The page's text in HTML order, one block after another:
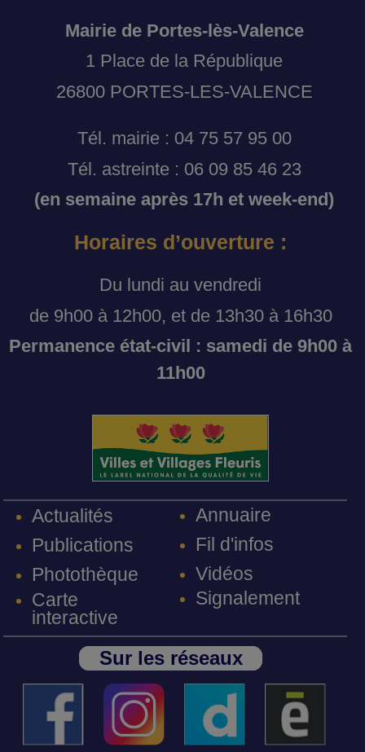
Mairie de Portes-lès-Valence
1 Place de la République
26800 PORTES-LES-VALENCE
Tél. mairie : 04 75 57 95 00
Tél. astreinte : 06 09 85 46 23
(en semaine après 17h et week-end)
Horaires d’ouverture :
Du lundi au vendredi
de 9h00 à 12h00, et de 13h30 à 16h30
Permanence état-civil : samedi de 9h00 à
11h00
Actualités
Publications
Photothèque
Carte
interactive
Annuaire
Fil d'infos
Vidéos
Signalement
Sur les réseaux